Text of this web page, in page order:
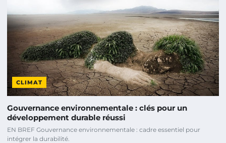
CLIMAT
Gouvernance environnementale : clés pour un
développement durable réussi
EN BREF Gouvernance environnementale : cadre essentiel pour
intégrer la durabilité.